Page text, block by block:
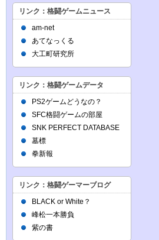
リンク：格闘ゲームニュース
am-net
あてなっくる
大工町研究所
リンク：格闘ゲームデータ
PS2ゲームどうなの？
SFC格闘ゲームの部屋
SNK PERFECT DATABASE
墓標
拳新報
リンク：格闘ゲーマーブログ
BLACK or White？
峰松一本勝負
紫の書